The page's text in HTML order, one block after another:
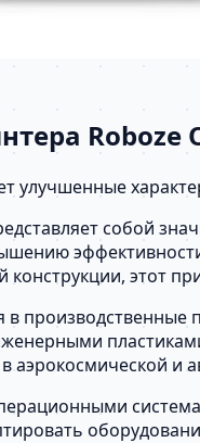
улучшенные
собой
этот
производственные
аэрокосмической и